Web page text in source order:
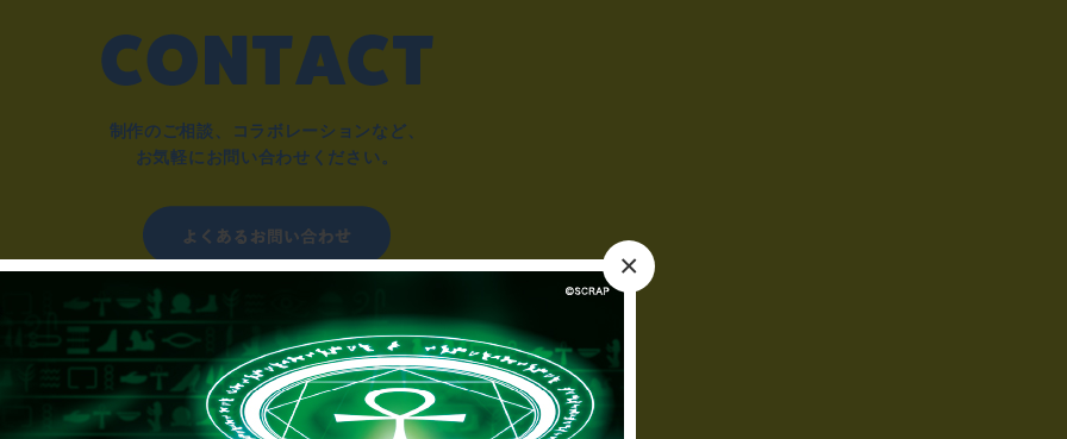
×
制作のご相談、コラボレーションなど、
お気軽にお問い合わせください。
▼一般のお客様はこちら
公演内容、チケットのお問い合わせ